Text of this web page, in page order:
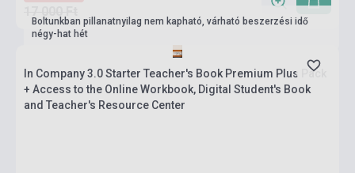
Boltunkban pillanatnyilag nem kapható, várható beszerzési idő
négy-hat hét
In Company 3.0 Starter Teacher's Book Premium Plus Pack
+ Access to the Online Workbook, Digital Student's Book
and Teacher's Resource Center